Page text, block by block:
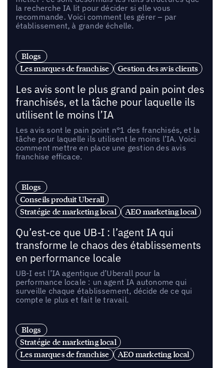
la recherche IA lit pour décider si elle vous
recommande. Voici comment les gérer – par
établissement, à grande échelle.
Blogs
Les marques de franchise
Gestion des avis clients
Les avis sont le plus grand pain point des
franchisés, et la tâche pour laquelle ils
utilisent le moins l’IA
Les avis sont le pain point n°1 des franchisés, et la
tâche pour laquelle ils utilisent le moins l’IA. Voici
comment mettre en place une gestion des avis
franchise efficace.
Blogs
Conseils produit Uberall
Stratégie de marketing local
AEO marketing local
Qu’est-ce que UB-I : l’agent IA qui
transforme le chaos des établissements
en performance locale
UB-I est l’IA agentique d’Uberall pour la
performance locale : un agent IA autonome qui
surveille chaque établissement, décide de ce qui
compte le plus et fait le travail.
Blogs
Stratégie de marketing local
Les marques de franchise
AEO marketing local